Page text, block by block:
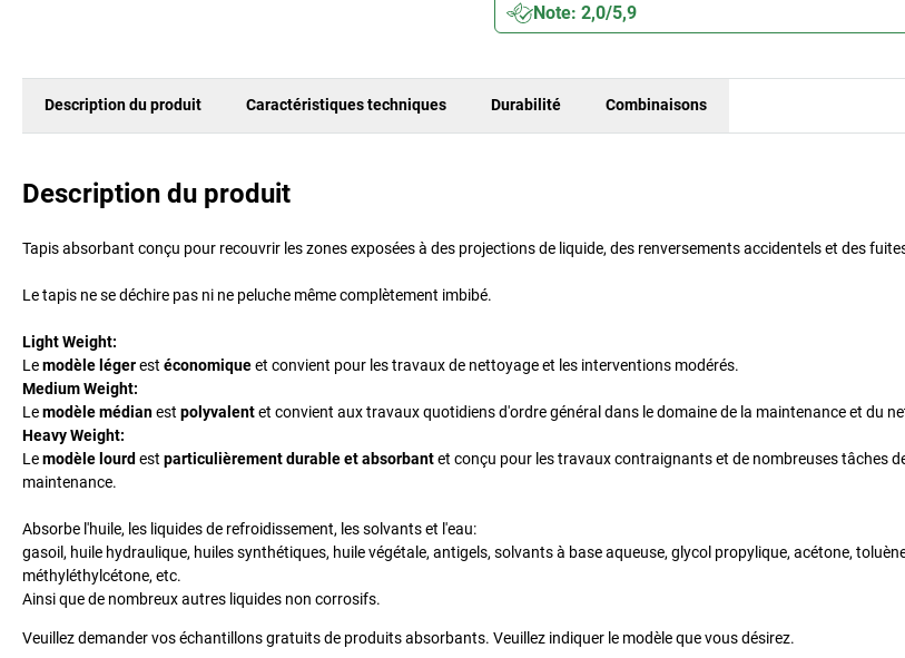
Note: 2,0/5,9
Description du produit Caractéristiques techniques Durabilité Combinaisons
Description du produit
Tapis absorbant conçu pour recouvrir les zones exposées à des projections de liquide, des renversements accidentels et des
Le tapis ne se déchire pas ni ne peluche même complètement imbibé.
Light Weight:
Lemodèle légerest économiqueet convient pour les travaux de nettoyage et les interventions modérés.
Medium Weight:
Lemodèle médianest polyvalentet convient aux travaux quotidiens d'ordre général dans le domaine de la maintenance et du
Heavy Weight:
Lemodèle lourd est particulièrement durable et absorbantet conçu pour les travaux contraignants et de nombreuses tâches
maintenance.
Absorbe l'huile, les liquides de refroidissement, les solvants et l'eau:
gasoil, huile hydraulique, huiles synthétiques, huile végétale, antigels, solvants à base aqueuse, glycol propylique, acétone,
méthyléthylcétone, etc.
Ainsi que de nombreux autres liquides non corrosifs.
Veuillez demander vos échantillons gratuits de produits absorbants. Veuillez indiquer le modèle que vous désirez.